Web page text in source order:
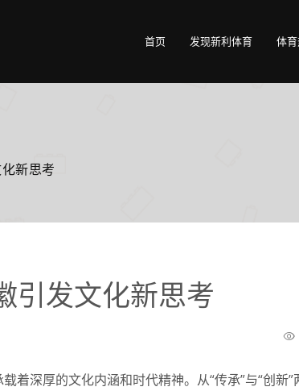
首页 发现新利体育 体
新思考
引发文化新思考
深厚的文化内涵和时代精神。从“传承”与“创新”